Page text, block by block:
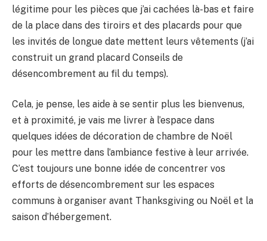
légitime pour les pièces que j’ai cachées là-bas et faire
de la place dans des tiroirs et des placards pour que
les invités de longue date mettent leurs vêtements (j’ai
construit un grand placard Conseils de
désencombrement au fil du temps).
Cela, je pense, les aide à se sentir plus les bienvenus,
et à proximité, je vais me livrer à l’espace dans
quelques idées de décoration de chambre de Noël
pour les mettre dans l’ambiance festive à leur arrivée.
C’est toujours une bonne idée de concentrer vos
efforts de désencombrement sur les espaces
communs à organiser avant Thanksgiving ou Noël et la
saison d’hébergement.